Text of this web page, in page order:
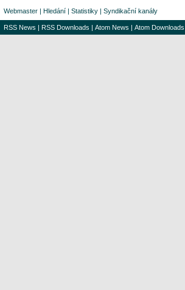
Webmaster | Hledání | Statistiky | Syndikační kanály
RSS News | RSS Downloads | Atom News | Atom Downloads